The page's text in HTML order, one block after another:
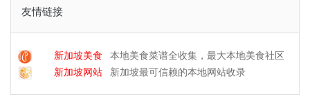
友情链接
新加坡美食
本地美食菜谱全收集，最大本地美食社区
新加坡网站
新加坡最可信赖的本地网站收录